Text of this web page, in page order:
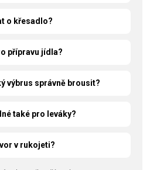
o křesadlo?
přípravu jídla?
výbrus správně brousit?
také pro leváky?
v rukojeti?